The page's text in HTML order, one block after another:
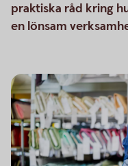
praktiska råd kring
en lönsam